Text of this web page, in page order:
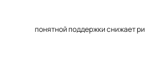
понятной поддержки снижает